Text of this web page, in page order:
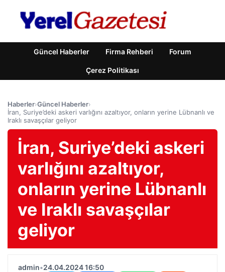
Güncel Haberler Firma Rehberi Forum
Çerez Politikası
Haberler›Güncel Haberler›
İran, Suriye’deki askeri varlığını azaltıyor, onların yerine Lübnanlı ve
Iraklı savaşçılar geliyor
İran, Suriye’deki askeri
varlığını azaltıyor,
onların yerine Lübnanlı
ve Iraklı savaşçılar
geliyor
admin•24.04.2024 16:50